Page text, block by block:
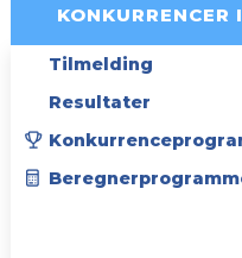
KONKURRENCER
Tilmelding
Resultater